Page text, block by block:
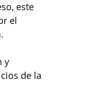
este
el
y
de la